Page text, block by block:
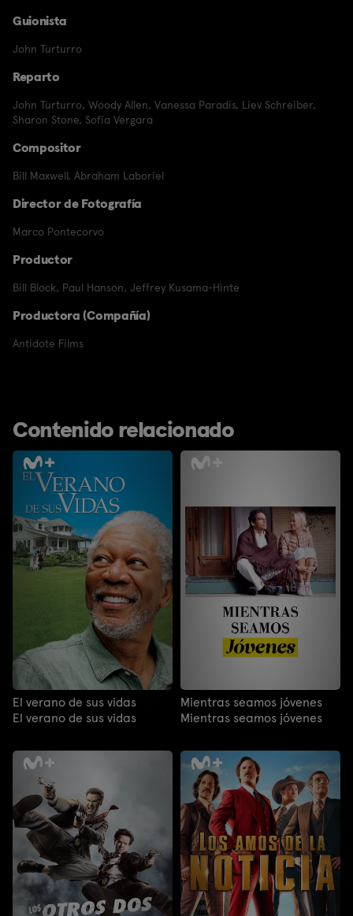
Guionista
John Turturro
Reparto
John Turturro, Woody Allen, Vanessa Paradis, Liev Schreiber,
Sharon Stone, Sofía Vergara
Compositor
Bill Maxwell, Abraham Laboriel
Director de Fotografía
Marco Pontecorvo
Productor
Bill Block, Paul Hanson, Jeffrey Kusama-Hinte
Productora (Compañía)
Antidote Films
Contenido relacionado
El verano de sus vidas
El verano de sus vidas
Mientras seamos jóvenes
Mientras seamos jóvenes